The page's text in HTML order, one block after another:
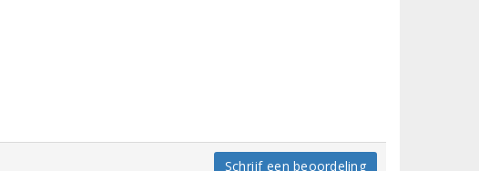
Schrijf een beoordeling